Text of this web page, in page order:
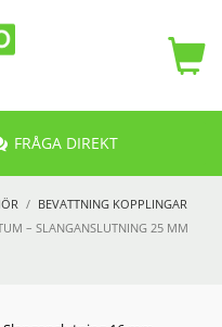
FRÅGA DIREKT
BEVATTNING KOPPLINGAR
– SLANGANSLUTNING 25 MM